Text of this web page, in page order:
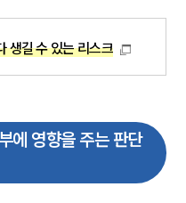
인
룹 업무
생길 수 있는 리스크
에 영향을 주는 판단